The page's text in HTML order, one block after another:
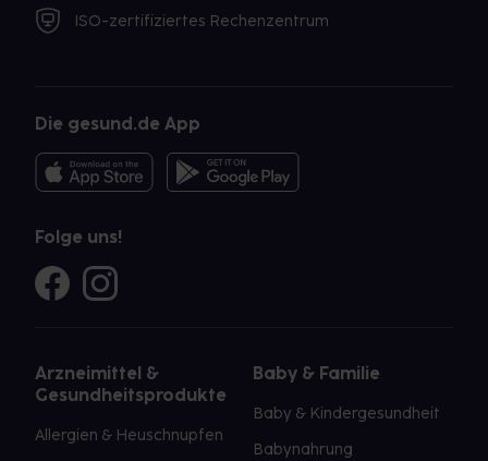
ISO-zertifiziertes Rechenzentrum
Die gesund.de App
Folge uns!
Arzneimittel &
Gesundheitsprodukte
Allergien & Heuschnupfen
Baby & Familie
Baby & Kindergesundheit
Babynahrung